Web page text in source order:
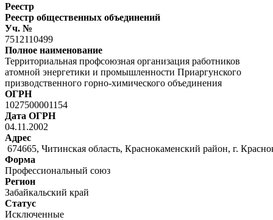
Реестр
Реестр общественных объединений
Уч. №
7512110499
Полное наименование
Территориальная профсоюзная организация работников
атомной энергетики и промышленности Приаргунского
призводственного горно-химического объединения
ОГРН
1027500001154
Дата ОГРН
04.11.2002
Адрес
674665, Читинская область, Краснокаменский район, г.
Форма
Профессиональный союз
Регион
Забайкальский край
Статус
Исключенные